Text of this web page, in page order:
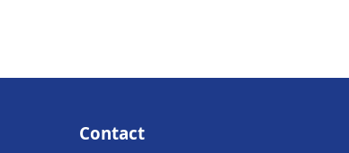
Contact